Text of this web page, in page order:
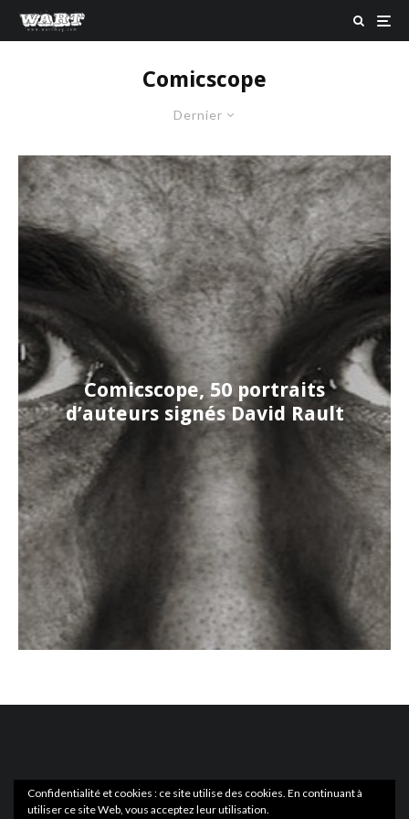
Comicscope
Dernier
Comicscope, 50 portraits
d’auteurs signés David Rault
Confidentialité et cookies : ce site utilise des cookies. En continuant à
utiliser ce site Web, vous acceptez leur utilisation.